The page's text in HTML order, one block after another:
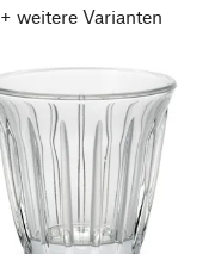
+ weitere Varianten